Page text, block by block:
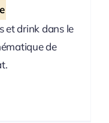
et drink dans le
de